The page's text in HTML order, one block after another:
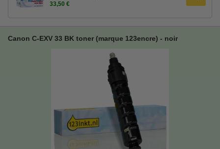
33,50 €
Canon C-EXV 33 BK toner (marque 123encre) - noir